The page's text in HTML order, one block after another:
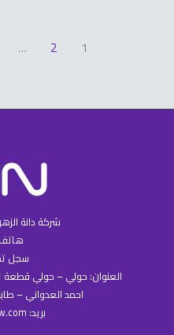
2
…
7
شركة دانة الزهراء
هاتف: 57556460
سجل تجاري: 371726
احمد العدواني – طابق 4 – مكتب تجاري رقم 20